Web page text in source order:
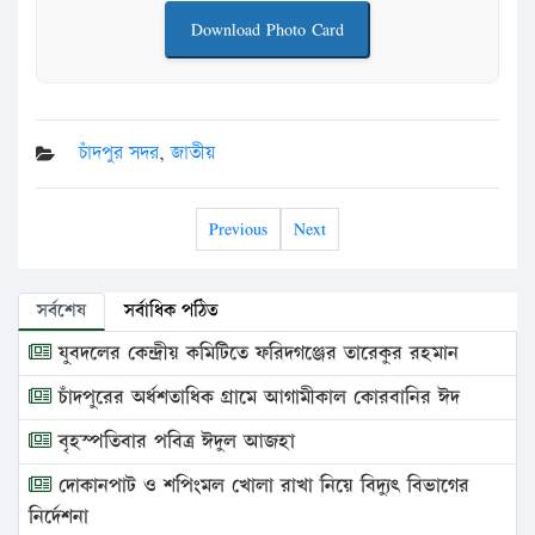
Download Photo Card
চাঁদপুর সদর,জাতীয়
Previous Next
সর্বশেষ সর্বাধিক পঠিত
যুবদলের কেন্দ্রীয় কমিটিতে ফরিদগঞ্জের তারেকুর রহমান
চাঁদপুরের অর্ধশতাধিক গ্রামে আগামীকাল কোরবানির ঈদ
বৃহস্পতিবার পবিত্র ঈদুল আজহা
দোকানপাট ও শপিংমল খোলা রাখা নিয়ে বিদ্যুৎ বিভাগের
নির্দেশনা